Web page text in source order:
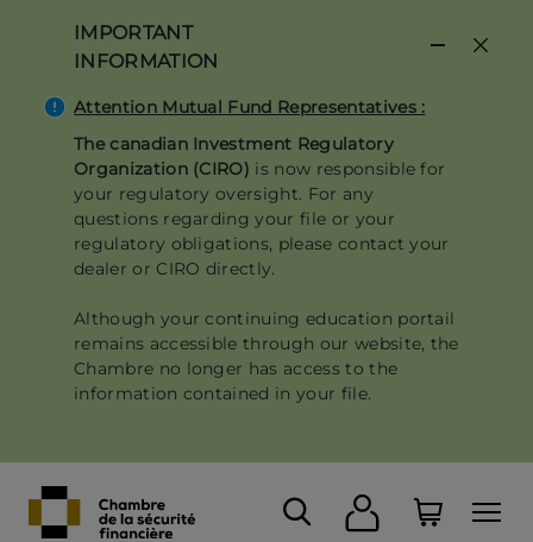
content
IMPORTANT
INFORMATION
Attention Mutual Fund Representatives :
The canadian Investment Regulatory
Organization (CIRO) is now responsible for
your regulatory oversight. For any
questions regarding your file or your
regulatory obligations, please contact your
dealer or CIRO directly.
Although your continuing education portail
remains accessible through our website, the
Chambre no longer has access to the
information contained in your file.